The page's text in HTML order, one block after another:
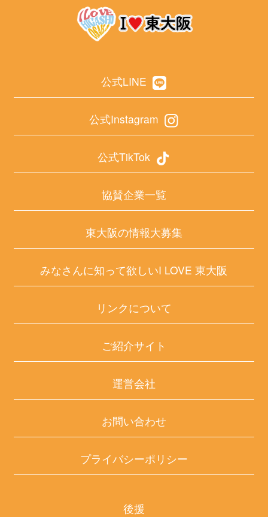
公式LINE
公式Instagram
公式TikTok
協賛企業一覧
東大阪の情報大募集
みなさんに知って欲しいI LOVE 東大阪
リンクについて
ご紹介サイト
運営会社
お問い合わせ
プライバシーポリシー
後援